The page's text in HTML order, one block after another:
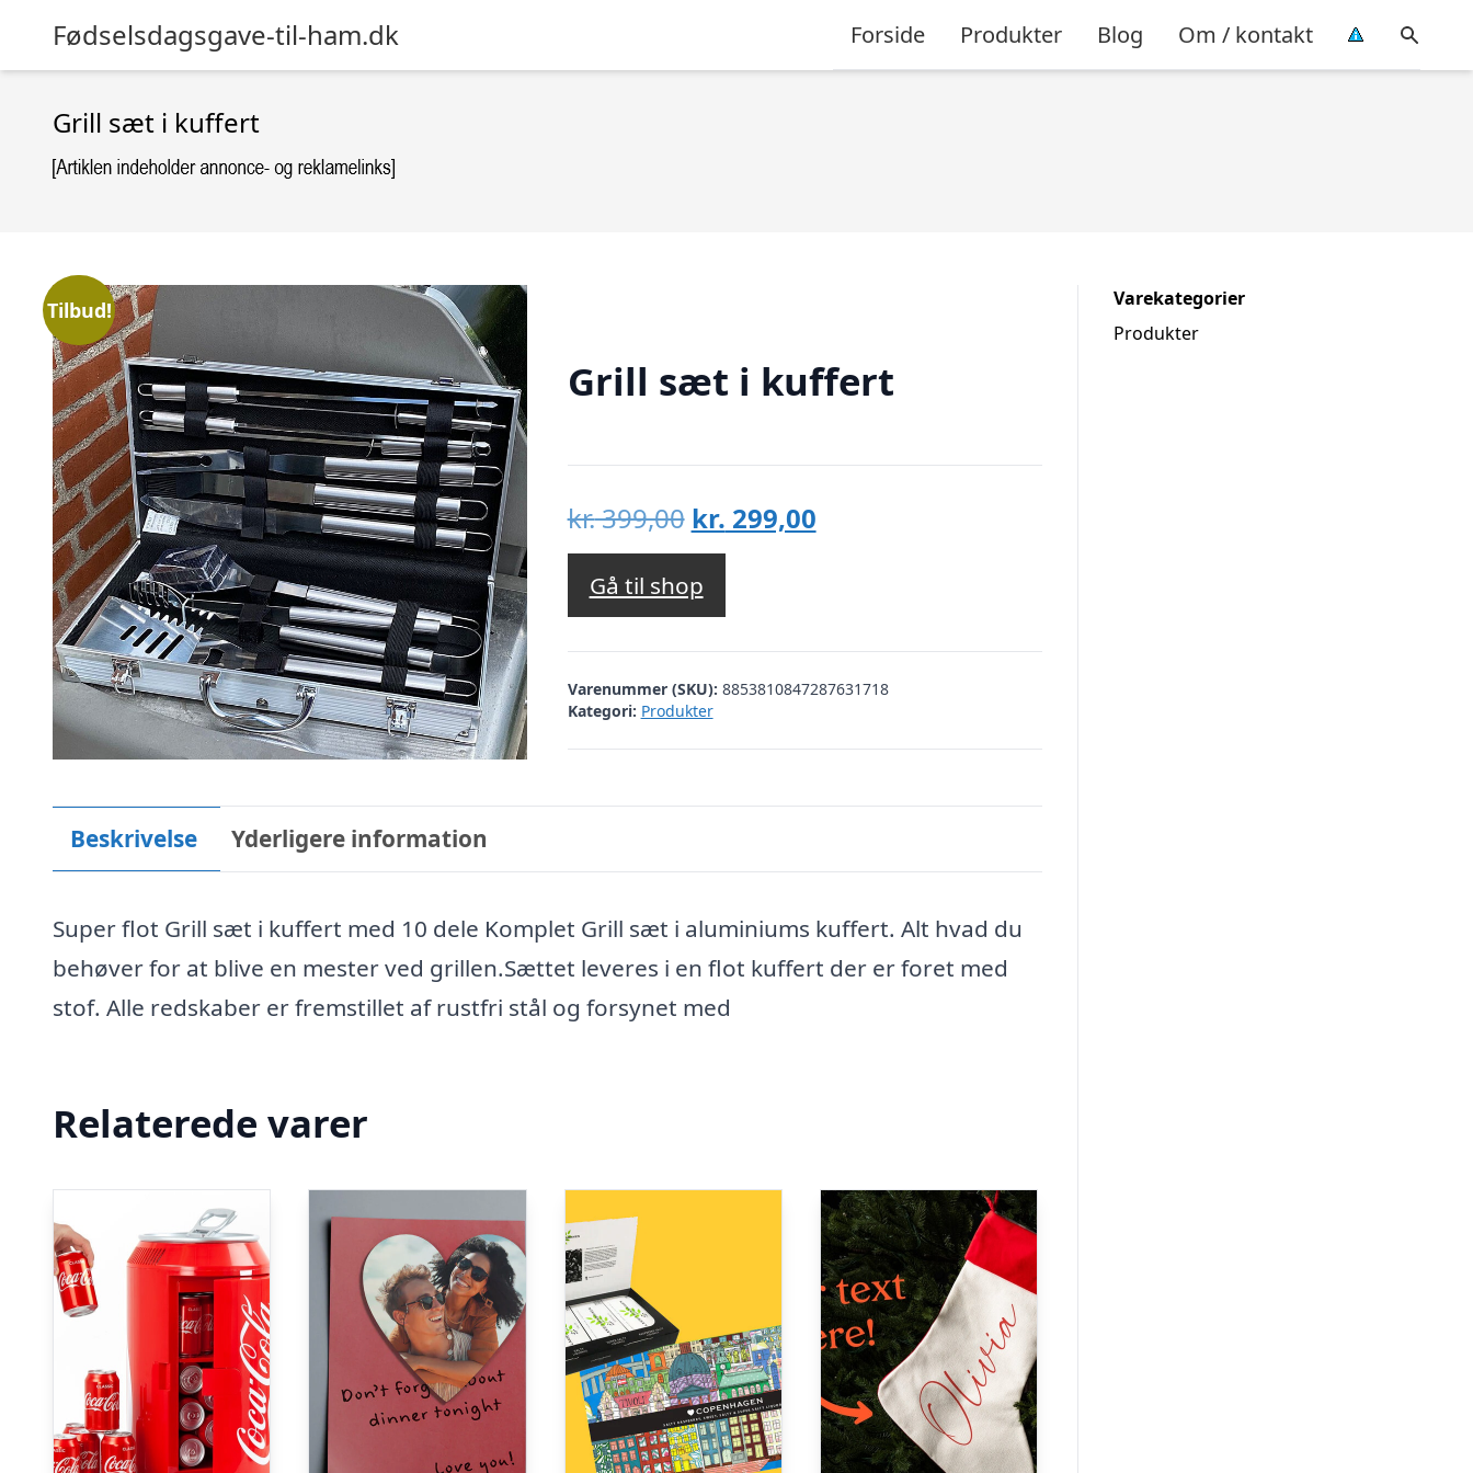
Fødselsdagsgave-til-ham.dk Forside Produkter Blog Om / kontakt
Grill sæt i kuffert
Tilbud!
Grill sæt i kuffert
kr.399,00 Den
oprindelige
pris
var:
kr. 399,00.
kr. 299,00Den
kr. 299,00.
Gå til shop
Varenummer (SKU): 8853810847287631718
Kategori: Produkter
Beskrivelse Yderligere information
Super flot Grill sæt i kuffert med 10 dele Komplet Grill sæt i aluminiums kuffert. Alt hvad du
behøver for at blive en mester ved grillen.Sættet leveres i en flot kuffert der er foret med
stof. Alle redskaber er fremstillet af rustfri stål og forsynet med
Relaterede varer
Varekategorier
Produkter